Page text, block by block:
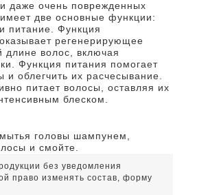
даже очень поврежденных
две основные функции:
питание. Функция
регенерирующее
длине волос, включая
Функция питания помогает
и облегчить их расчесывание.
питает волосы, оставляя их
блеском.
головы шампунем,
и смойте.
без уведомления
право изменять состав, форму